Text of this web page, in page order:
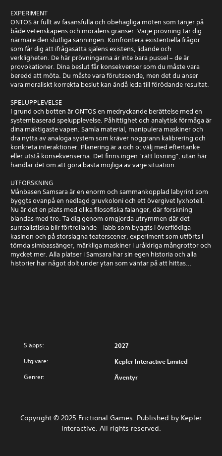
EXPERIMENT
ONTOS är fullt av fasansfulla och obehagliga möten som tänjer på
både vetenskapens och moralens gränser. Varje prövning tar dig
närmare den slutliga sanningen. Konfrontera existentiella frågor
som får dig att ifrågasätta själens existens, lidande och
verkligheten. De här prövningarna är inte bara pussel – de är
provokationer. Dina beslut får konsekvenser som du måste vara
beredd att möta. Du måste vara förutseende, men det du anser
vara moraliskt korrekta beslut kan ändå leda till förödande resultat.
SPELUPPLEVELSE
I grund och botten är ONTOS en medryckande berättelse med en
systembaserad spelupplevelse. Påhittighet och analytisk förmåga är
dina mäktigaste vapen. Samla material, manipulera maskiner och
dra nytta av analoga system som kräver noggrann kalibrering och
konkreta interaktioner. Planering är a och o; välj med eftertanke
eller utstå konsekvenserna. Det finns ingen ”rätt lösning”, utan här
handlar det om att göra bästa möjliga av varje situation.
UTFORSKNING
Månbasen Samsara är en enorm och sammankopplad labyrint som
byggts ovanpå en nedlagd gruvkoloni och ett övergivet lyxhotell.
Nu är det en plats med olika filosofiska falanger, där forskning
blandas med tro. Ta dig genom omgjorda utrymmen där det
surrealistiska blir förtrollande – labb som byggts i överflödiga
kasinon och på storslagna teaterscener, experiment som utförts i
tömda simbassänger, märkliga maskiner i uråldriga mångrottor och
mycket mer. Alla platser i Samsara har sin egen historia och alla
historier har något dolt under ytan som väntar på att hittas…
Släpps: 2027
Utgivare: Kepler Interactive Limited
Genrer: Äventyr
Copyright © 2025 Frictional Games. Published by Kepler
Interactive. All rights reserved.